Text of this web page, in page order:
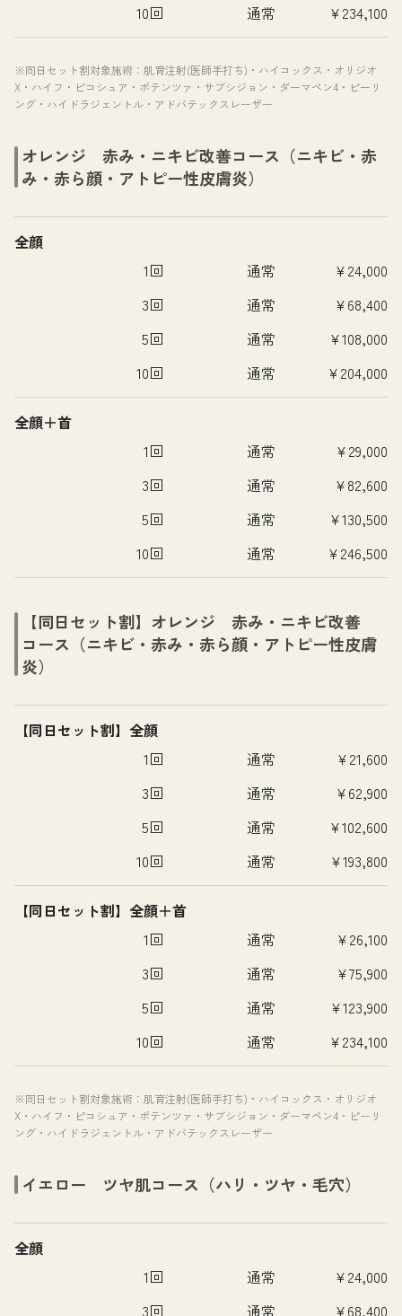
10回
通常 ¥234,100
※同日セット割対象施術：肌育注射(医師手打ち)・ハイコックス・オリジオ
X・ハイフ・ピコシュア・ポテンツァ・サブシジョン・ダーマペン4・ピーリ
ング・ハイドラジェントル・アドバテックスレーザー
オレンジ 赤み・ニキビ改善コース（ニキビ・赤
み・赤ら顔・アトピー性皮膚炎）
全顔
1回
通常
¥24,000
3回
通常
¥68,400
5回
通常
¥108,000
10回
通常 ¥204,000
全顔＋首
1回
通常
¥29,000
3回
通常
¥82,600
5回
通常
¥130,500
10回
通常 ¥246,500
【同日セット割】オレンジ 赤み・ニキビ改善
コース（ニキビ・赤み・赤ら顔・アトピー性皮膚
炎）
【同日セット割】全顔
1回
通常
¥21,600
3回
通常
¥62,900
5回
通常
¥102,600
10回
通常 ¥193,800
【同日セット割】全顔＋首
1回
通常
¥26,100
3回
通常
¥75,900
5回
通常
¥123,900
10回
通常 ¥234,100
※同日セット割対象施術：肌育注射(医師手打ち)・ハイコックス・オリジオ
X・ハイフ・ピコシュア・ポテンツァ・サブシジョン・ダーマペン4・ピーリ
ング・ハイドラジェントル・アドバテックスレーザー
イエロー ツヤ肌コース（ハリ・ツヤ・毛穴）
全顔
1回
通常
¥24,000
3回
通常 ¥68,400